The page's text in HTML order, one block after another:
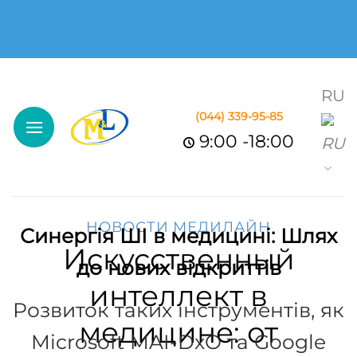
(044) 339-95-85
9:00 -18:00
RU
НОВОСТИ МЕДИЛАЙН
Искусственный
интеллект в
медицине: от
Синергія ШІ в медицині: Шлях
до нових відкриттів
Розвиток таких інструментів, як
Microsoft MAI-DxO та Google